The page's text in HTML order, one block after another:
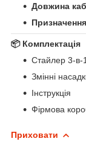
Довжина
📦 Комплектація
Стайлер 3-в-1
Змінні
Інструкція
Фірмова
Приховати